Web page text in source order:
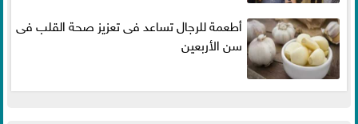
أطعمة للرجال تساعد فى تعزيز صحة القلب فى
سن الأربعين